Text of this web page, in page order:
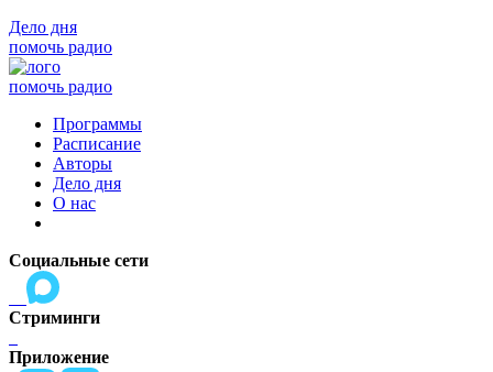
Дело дня
помочь радио
помочь радио
Программы
Расписание
Авторы
Дело дня
О нас
Социальные сети
Стриминги
Приложение